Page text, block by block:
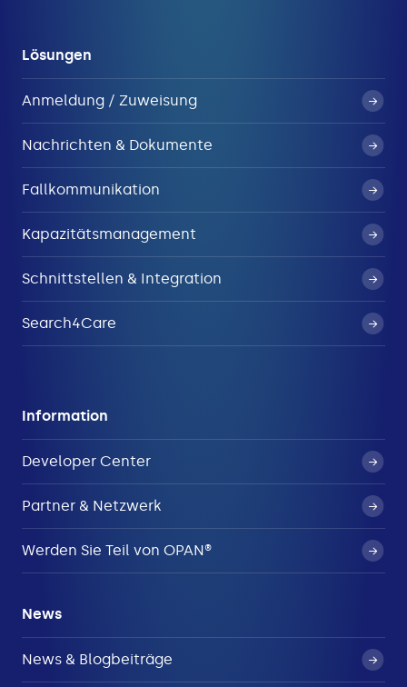
Lösungen
Anmeldung / Zuweisung
Nachrichten & Dokumente
Fallkommunikation
Kapazitätsmanagement
Schnittstellen & Integration
Search4Care
Information
Developer Center
Partner & Netzwerk
Werden Sie Teil von OPAN®
News
News & Blogbeiträge